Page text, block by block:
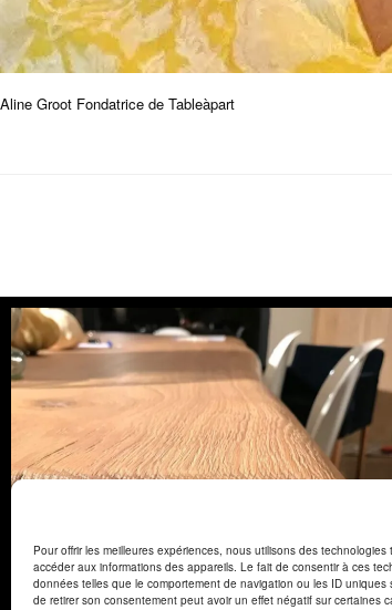
Pour offrir les meilleures expériences, nous utilisons des
accéder aux informations des appareils. Le fait de consentir à ces
données telles que le comportement de navigation ou les ID
de retirer son consentement peut avoir un effet négatif sur certaines
Aline Groot Fondatrice de Tableàpart